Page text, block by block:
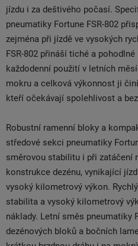
jízdu i za deštivého počasí.
pneumatiky Fortune FSR-802
zejména při jízdě ve vysokých
FSR-802 přináší tiché a
každodenní použití v letních
mokru a celková výkonnost ji
kteří očekávají spolehlivost a
Robustní ramenní bloky a
středové sekci pneumatiky
směrovou stabilitu i při zatáčení
konstrukce dezénu, vynikající
vysoký kilometrový výkon.
stabilita a vysoký kilometrový
náklady. Letní směs pneumatiky
dezénových bloků a bočních